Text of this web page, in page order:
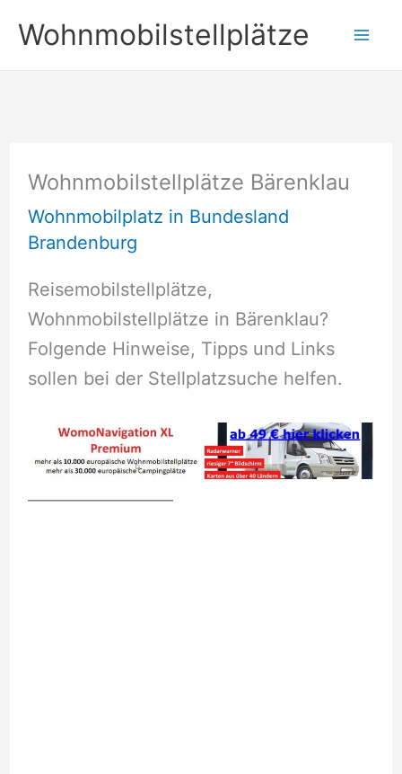
Inhalt
springen
Wohnmobilstellplätze
Wohnmobilstellplätze Bärenklau
Wohnmobilplatz in Bundesland
Brandenburg
Reisemobilstellplätze,
Wohnmobilstellplätze in Bärenklau?
Folgende Hinweise, Tipps und Links
sollen bei der Stellplatzsuche helfen.